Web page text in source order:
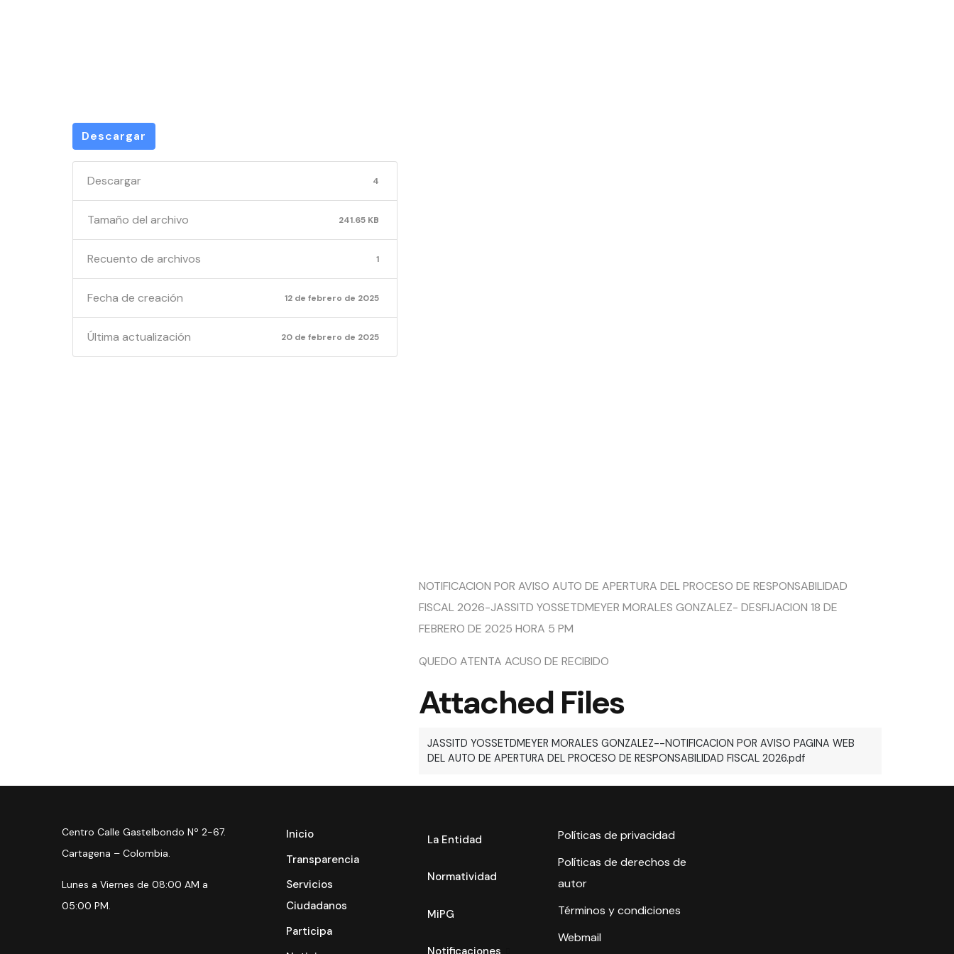
Descargar
Descargar 4
Tamaño del archivo 241.65 KB
Recuento de archivos 1
Fecha de creación 12 de febrero de 2025
Última actualización 20 de febrero de 2025
NOTIFICACION POR AVISO AUTO DE APERTURA DEL PROCESO DE RESPONSABILIDAD
FISCAL 2026-JASSITD YOSSETDMEYER MORALES GONZALEZ- DESFIJACION 18 DE
FEBRERO DE 2025 HORA 5 PM
QUEDO ATENTA ACUSO DE RECIBIDO
Attached Files
JASSITD YOSSETDMEYER MORALES GONZALEZ--NOTIFICACION POR AVISO PAGINA WEB
DEL AUTO DE APERTURA DEL PROCESO DE RESPONSABILIDAD FISCAL 2026.pdf
Centro Calle Gastelbondo Nº 2-67.
Cartagena – Colombia.
Lunes a Viernes de 08:00 AM a
05:00 PM.
Inicio
Transparencia
Servicios
Ciudadanos
Participa
La Entidad
Normatividad
MiPG
Notificaciones
Políticas de privacidad
Políticas de derechos de
autor
Términos y condiciones
Webmail